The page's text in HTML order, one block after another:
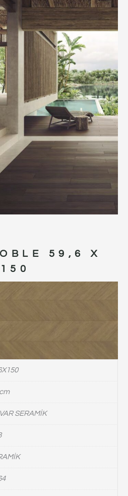
59,6 X
150
SERAMİK